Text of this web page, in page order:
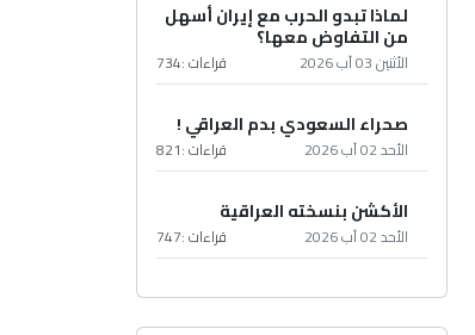
لماذا تبدو الحرب مع إيران أسهل
من التفاوض معها؟
الأثنين 03 آب 2026 قراءات :734
صحراء السعودي بدم العراقي !
الأحد 02 آب 2026 قراءات :821
الأكشن بنسخته العراقية
الأحد 02 آب 2026 قراءات :747